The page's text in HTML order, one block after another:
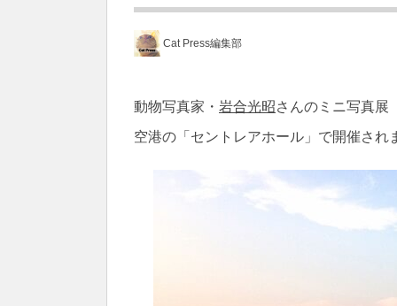
Cat Press編集部
動物写真家・ 岩合光昭さんのミニ写真展
空港の「セントレアホール」で開催され